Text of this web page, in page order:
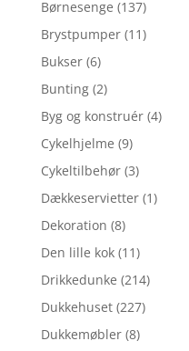
Børnesenge (137)
Brystpumper (11)
Bukser (6)
Bunting (2)
Byg og konstruér (4)
Cykelhjelme (9)
Cykeltilbehør (3)
Dækkeservietter (1)
Dekoration (8)
Den lille kok (11)
Drikkedunke (214)
Dukkehuset (227)
Dukkemøbler (8)